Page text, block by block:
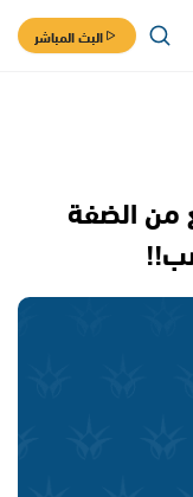
البث المباشر
من الضفة